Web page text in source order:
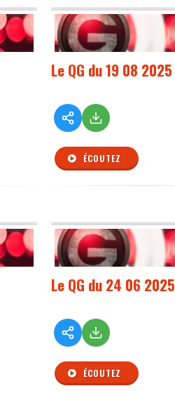
Le QG du 19 08 2025
ÉCOUTEZ
Le QG du 24 06 2025
ÉCOUTEZ